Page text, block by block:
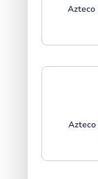
Azteco
Azteco